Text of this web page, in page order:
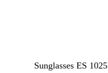
Sunglasses ES 1025